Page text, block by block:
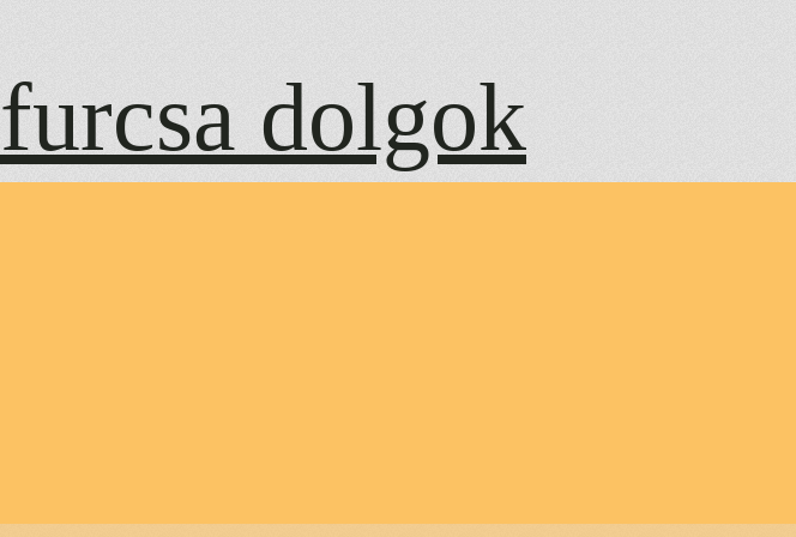
tartalomhoz
furcsa dolgok